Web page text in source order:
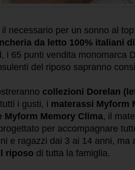
necessario per un sonno al
da letto 100% italiani
i 65 punti vendita monomarca
del riposo sapranno
collezioni Dorelan
i gusti, i materassi Myform
Myform Memory Clima, il
per accompagnare
e ragazzi dai 3 ai 14 anni, ma
riposo di tutta la famiglia.